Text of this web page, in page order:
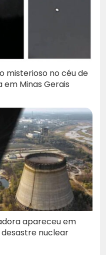
misterioso no céu de
Minas Gerais
apareceu em
nuclear